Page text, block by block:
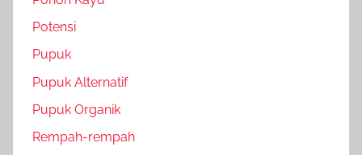
Potensi
Pupuk
Pupuk Alternatif
Pupuk Organik
Rempah-rempah